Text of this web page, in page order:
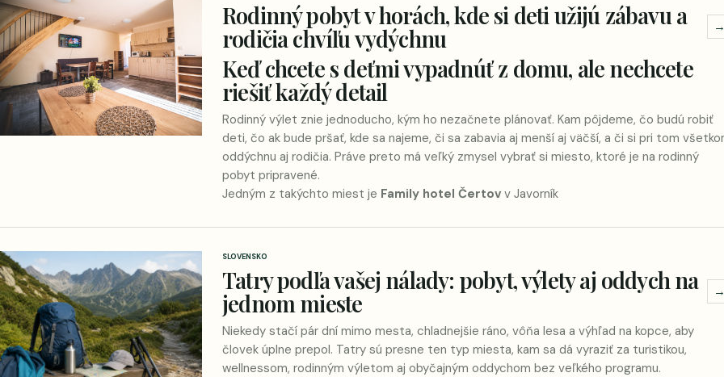
Rodinný pobyt v horách, kde si deti užijú zábavu a
rodičia chvíľu vydýchnu
Keď chcete s deťmi vypadnúť z domu, ale nechcete
riešiť každý detail
Rodinný výlet znie jednoducho, kým ho nezačnete plánovať. Kam pôjdeme, čo budú robiť
deti, čo ak bude pršať, kde sa najeme, či sa zabavia aj menší aj väčší, a či si pri tom
oddýchnu aj rodičia. Práve preto má veľký zmysel vybrať si miesto, ktoré je na rodinný
pobyt pripravené.
Jedným z takýchto miest je Family hotel Čertov v Javorník
SLOVENSKO
Tatry podľa vašej nálady: pobyt, výlety aj oddych na
jednom mieste
Niekedy stačí pár dní mimo mesta, chladnejšie ráno, vôňa lesa a výhľad na kopce, aby
človek úplne prepol. Tatry sú presne ten typ miesta, kam sa dá vyraziť za turistikou,
wellnessom, rodinným výletom aj obyčajným oddychom bez veľkého programu.